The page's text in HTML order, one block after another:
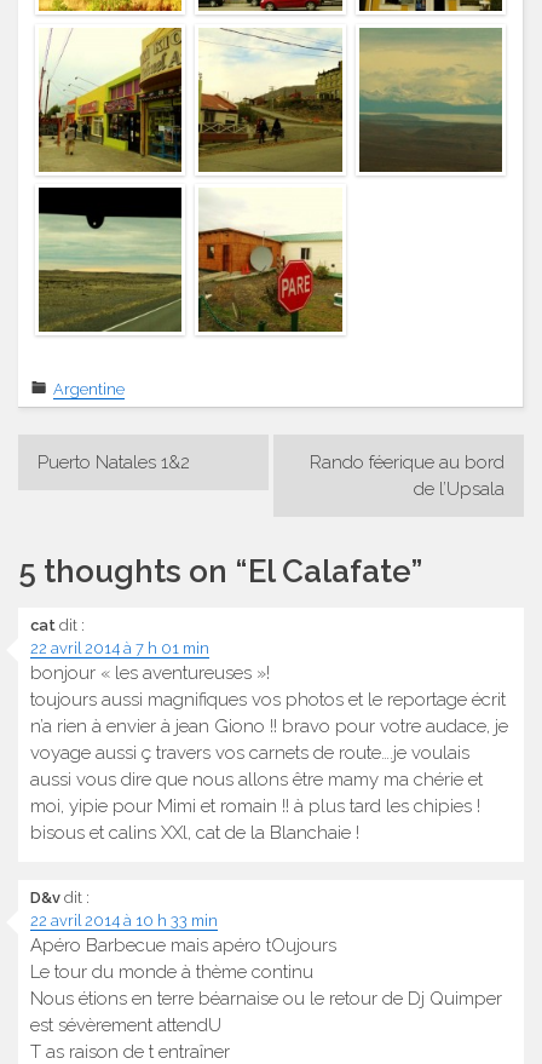
Argentine
Navigation
Puerto Natales 1&2
Rando féerique au bord
de l’Upsala
5 thoughts on “El Calafate”
cat dit :
22 avril 2014 à 7 h 01 min
bonjour « les aventureuses »!
toujours aussi magnifiques vos photos et le reportage écrit
n’a rien à envier à jean Giono !! bravo pour votre audace, je
voyage aussi ç travers vos carnets de route….je voulais
aussi vous dire que nous allons être mamy ma chérie et
moi, yipie pour Mimi et romain !! à plus tard les chipies !
bisous et calins XXl, cat de la Blanchaie !
D&v dit :
22 avril 2014 à 10 h 33 min
Apéro Barbecue mais apéro tOujours
Le tour du monde à thème continu
Nous étions en terre béarnaise ou le retour de Dj Quimper
est sévèrement attendU
T as raison de t entraîner